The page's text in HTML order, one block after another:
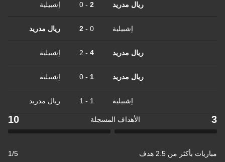
ريال مدريد 2
-
0 إشبيلية
إشبيلية 0
-
2 ريال مدريد
ريال مدريد 4
-
2 إشبيلية
ريال مدريد 1
-
0 إشبيلية
إشبيلية 1
-
1 ريال مدريد
3 الأهداف المسجلة 10
مباريات بأكثر من 2.5 هدف
1/5